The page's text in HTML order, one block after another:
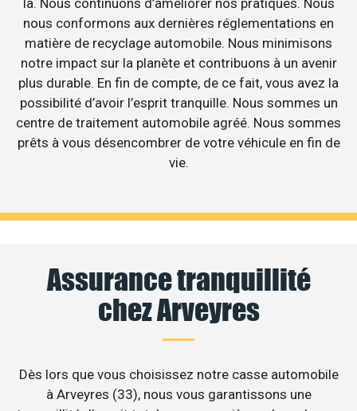
nous conformons aux dernières réglementations en
matière de recyclage automobile. Nous minimisons
notre impact sur la planète et contribuons à un avenir
plus durable. En fin de compte, de ce fait, vous avez la
possibilité d’avoir l’esprit tranquille. Nous sommes un
centre de traitement automobile agréé. Nous sommes
prêts à vous désencombrer de votre véhicule en fin de
vie.
Assurance tranquillité
chez Arveyres
Dès lors que vous choisissez notre casse automobile
à Arveyres (33), nous vous garantissons une